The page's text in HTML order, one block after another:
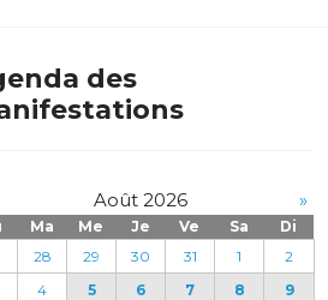
des
Août 2026 »
Ma Me Je Ve Sa
Di
28 29 30 31 1
2
4 5 6 7 8
9